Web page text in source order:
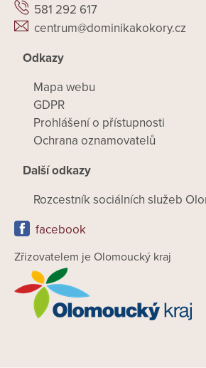
581 292 617
centrum@dominikakokory.cz
Odkazy
Mapa webu
GDPR
Prohlášení o přístupnosti
Ochrana oznamovatelů
Další odkazy
Rozcestník sociálních služeb
facebook
Zřizovatelem je Olomoucký kraj